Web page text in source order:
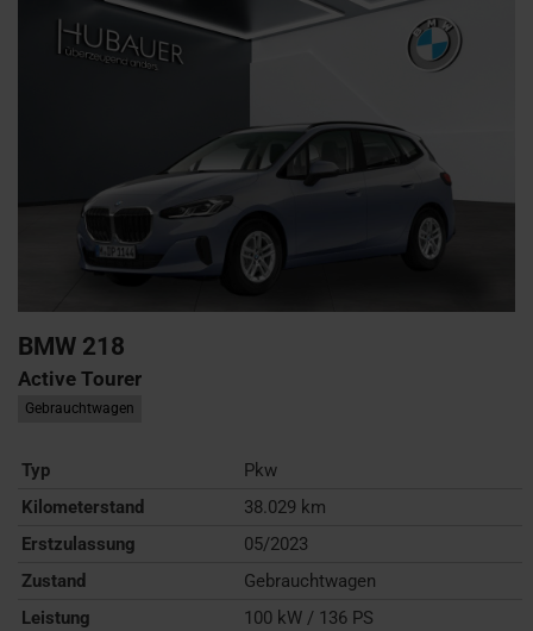
BMW 218
Active Tourer
Gebrauchtwagen
Typ
Pkw
Kilometerstand
38.029 km
Erstzulassung
05/2023
Zustand
Gebrauchtwagen
Leistung
100 kW / 136 PS